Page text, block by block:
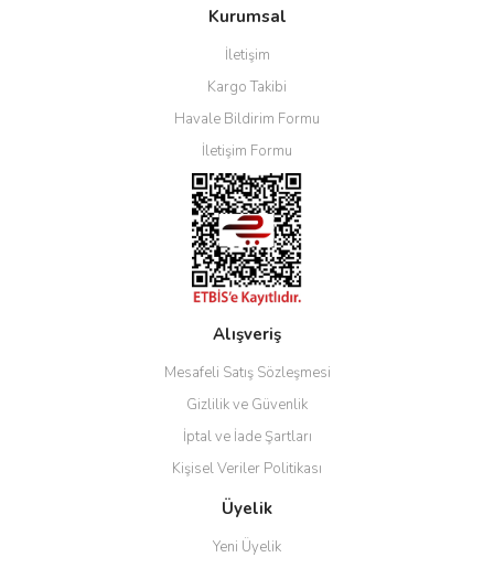
Kurumsal
İletişim
Kargo Takibi
Havale Bildirim Formu
İletişim Formu
Alışveriş
Mesafeli Satış Sözleşmesi
Gizlilik ve Güvenlik
İptal ve İade Şartları
Kişisel Veriler Politikası
Üyelik
Yeni Üyelik